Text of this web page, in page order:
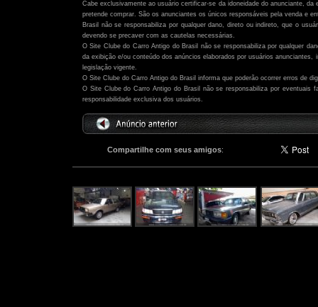
Cabe exclusivamente ao usuário certificar-se da idoneidade do anunciante,
pretende comprar. São os anunciantes os únicos responsáveis pela venda e
Brasil não se responsabiliza por qualquer dano, direto ou indireto, que o
devendo se precaver com as cautelas necessárias.
O Site Clube do Carro Antigo do Brasil não se responsabiliza por qualquer
da exibição e/ou conteúdo dos anúncios elaborados por usuários
legislação vigente.
O Site Clube do Carro Antigo do Brasil informa que poderão ocorrer erros de
O Site Clube do Carro Antigo do Brasil não se responsabiliza por eventuais
responsabilidade exclusiva dos usuários.
Compartilhe com seus amigos: